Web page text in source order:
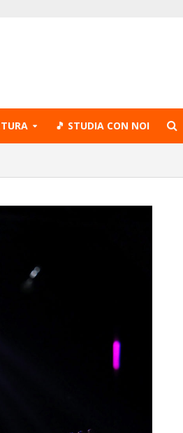
🎵 STUDIA CON NOI